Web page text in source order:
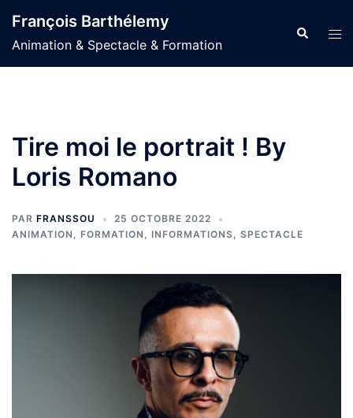
au
contenu
François Barthélemy
Animation & Spectacle & Formation
Tire moi le portrait ! By
Loris Romano
PAR FRANSSOU
25 OCTOBRE 2022
ANIMATION , FORMATION , INFORMATIONS, SPECTACLE